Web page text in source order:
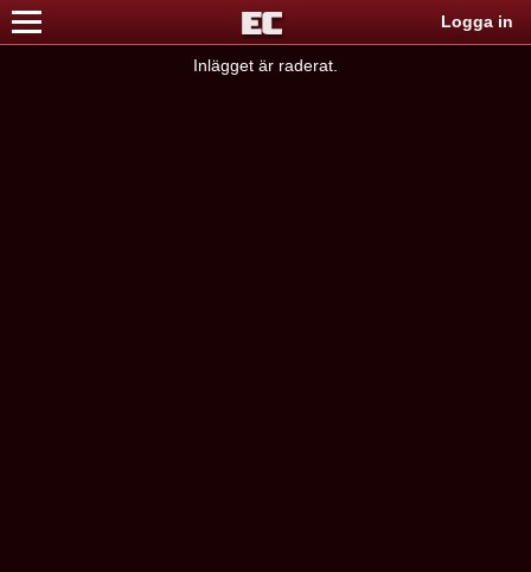
Logga in
Inlägget är raderat.